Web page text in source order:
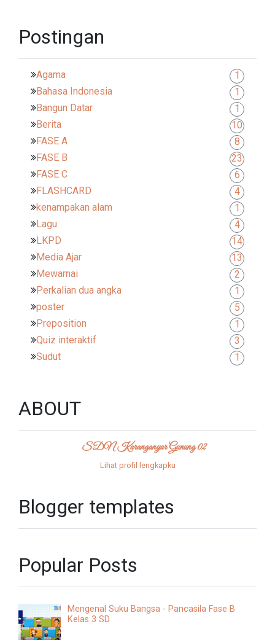
Postingan
Agama
1
Bahasa Indonesia
1
Bangun Datar
1
Berita
10
FASE A
8
FASE B
23
FASE C
6
FLASHCARD
4
kenampakan alam
1
Lagu
4
LKPD
14
Media Ajar
13
Mewarnai
2
Perkalian dua angka
1
poster
5
Preposition
1
Quiz interaktif
3
Sudut
1
ABOUT
SDN Karanganyar Gunung 02
Lihat profil lengkapku
Blogger templates
Popular Posts
Mengenal Suku Bangsa - Pancasila Fase B
Kelas 3 SD